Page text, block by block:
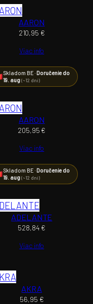
AARON
210,95 €
Viac info
Skladom BE · Doručenie do
19. aug(~12 dní)
AARON
205,95 €
Viac info
Skladom BE · Doručenie do
19. aug(~12 dní)
ADELANTE
528,84 €
Viac info
AKRA
56,95 €